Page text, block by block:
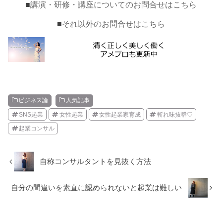
■講演・研修・講座についてのお問合せはこちら
■それ以外のお問合せはこちら
ビジネス論 人気記事
SNS起業 女性起業 女性起業家育成 斬れ味抜群♡
起業コンサル
自称コンサルタントを見抜く方法
自分の間違いを素直に認められないと起業は難しい